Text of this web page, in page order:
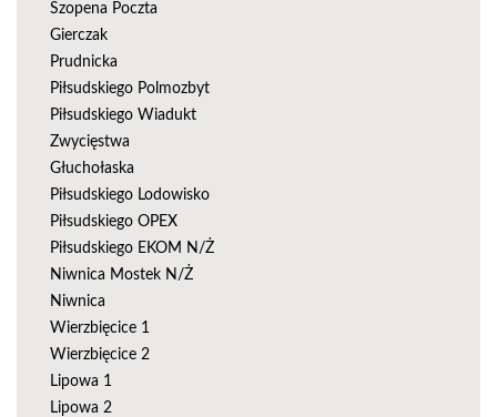
Szopena Poczta
Gierczak
Prudnicka
Piłsudskiego Polmozbyt
Piłsudskiego Wiadukt
Zwycięstwa
Głuchołaska
Piłsudskiego Lodowisko
Piłsudskiego OPEX
Piłsudskiego EKOM N/Ż
Niwnica Mostek N/Ż
Niwnica
Wierzbięcice 1
Wierzbięcice 2
Lipowa 1
Lipowa 2